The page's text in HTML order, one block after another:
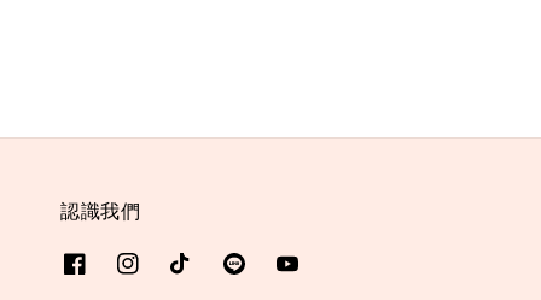
認識我們